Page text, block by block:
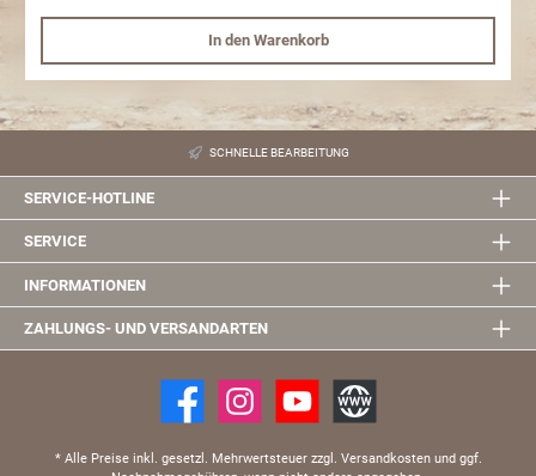
In den Warenkorb
SCHNELLE BEARBEITUNG
SERVICE-HOTLINE
SERVICE
INFORMATIONEN
ZAHLUNGS- UND VERSANDARTEN
* Alle Preise inkl. gesetzl. Mehrwertsteuer zzgl. Versandkosten und ggf.